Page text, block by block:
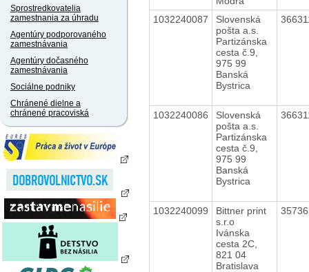
Sprostredkovatelia
zamestnania za úhradu
Agentúry podporovaného
zamestnávania
Agentúry dočasného
zamestnávania
Sociálne podniky
Chránené dielne a
chránené pracoviská
1032240087
Slovenská
pošta a.s.
Partizánska
cesta č.9,
975 99
Banská
Bystrica
1032240086
Slovenská
pošta a.s.
Partizánska
cesta č.9,
975 99
Banská
Bystrica
1032240099
Bittner print
s.r.o
Ivánska
cesta 2C,
821 04
Bratislava